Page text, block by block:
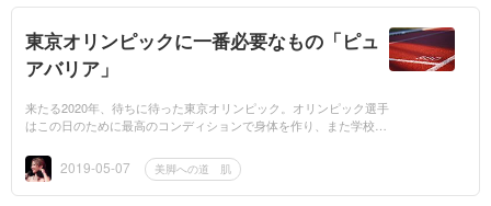
東京オリンピックに一番必要なもの「ピュ
アバリア」
来たる2020年、待ちに待った東京オリンピック。オリンピック選手
はこの日のために最高のコンディションで身体を作り、また学校の
をしてこなかった...
2019-05-07 美脚への道 肌